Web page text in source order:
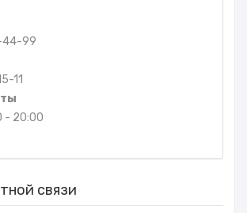
44-99
11
- 20:00
связи